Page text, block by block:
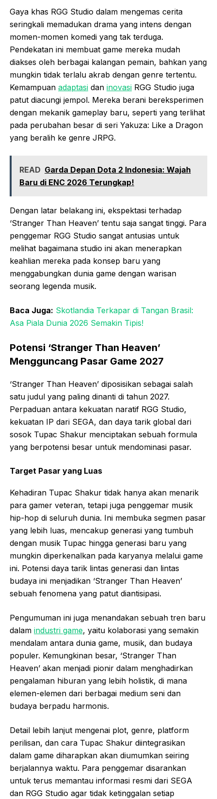
Gaya khas RGG Studio dalam mengemas cerita
seringkali memadukan drama yang intens dengan
momen-momen komedi yang tak terduga.
Pendekatan ini membuat game mereka mudah
diakses oleh berbagai kalangan pemain, bahkan yang
mungkin tidak terlalu akrab dengan genre tertentu.
Kemampuan adaptasi dan inovasi RGG Studio juga
patut diacungi jempol. Mereka berani bereksperimen
dengan mekanik gameplay baru, seperti yang terlihat
pada perubahan besar di seri Yakuza: Like a Dragon
yang beralih ke genre JRPG.
READ Garda Depan Dota 2 Indonesia: Wajah
Baru di ENC 2026 Terungkap!
Dengan latar belakang ini, ekspektasi terhadap
‘Stranger Than Heaven’ tentu saja sangat tinggi. Para
penggemar RGG Studio sangat antusias untuk
melihat bagaimana studio ini akan menerapkan
keahlian mereka pada konsep baru yang
menggabungkan dunia game dengan warisan
seorang legenda musik.
Baca Juga: Skotlandia Terkapar di Tangan Brasil:
Asa Piala Dunia 2026 Semakin Tipis!
Potensi ‘Stranger Than Heaven’
Mengguncang Pasar Game 2027
‘Stranger Than Heaven’ diposisikan sebagai salah
satu judul yang paling dinanti di tahun 2027.
Perpaduan antara kekuatan naratif RGG Studio,
kekuatan IP dari SEGA, dan daya tarik global dari
sosok Tupac Shakur menciptakan sebuah formula
yang berpotensi besar untuk mendominasi pasar.
Target Pasar yang Luas
Kehadiran Tupac Shakur tidak hanya akan menarik
para gamer veteran, tetapi juga penggemar musik
hip-hop di seluruh dunia. Ini membuka segmen pasar
yang lebih luas, mencakup generasi yang tumbuh
dengan musik Tupac hingga generasi baru yang
mungkin diperkenalkan pada karyanya melalui game
ini. Potensi daya tarik lintas generasi dan lintas
budaya ini menjadikan ‘Stranger Than Heaven’
sebuah fenomena yang patut diantisipasi.
Pengumuman ini juga menandakan sebuah tren baru
dalam industri game, yaitu kolaborasi yang semakin
mendalam antara dunia game, musik, dan budaya
populer. Kemungkinan besar, ‘Stranger Than
Heaven’ akan menjadi pionir dalam menghadirkan
pengalaman hiburan yang lebih holistik, di mana
elemen-elemen dari berbagai medium seni dan
budaya berpadu harmonis.
Detail lebih lanjut mengenai plot, genre, platform
perilisan, dan cara Tupac Shakur diintegrasikan
dalam game diharapkan akan diumumkan seiring
berjalannya waktu. Para penggemar disarankan
untuk terus memantau informasi resmi dari SEGA
dan RGG Studio agar tidak ketinggalan setiap